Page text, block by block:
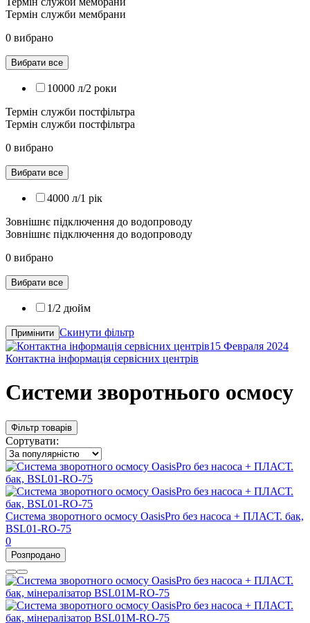
Термін служби мембрани
0 вибрано
Вибрати все
10000 л/2 роки
Термін служби постфільтра
Термін служби постфільтра
0 вибрано
Вибрати все
4000 л/1 рік
Зовнішнє підключення до водопроводу
Зовнішнє підключення до водопроводу
0 вибрано
Вибрати все
1/2 дюйм
Примінити Скинути фільтр
15 Февраля 2024
Контактна інформація сервісних центрів
Системи зворотнього осмосу
Фільтр товарів
Сортувати:
Система зворотного осмосу OasisPro без насоса + ПЛАСТ. бак,
BSL01-RO-75
0
Розпродано